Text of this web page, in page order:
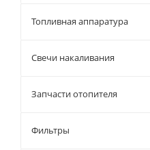
Топливная аппаратура
Свечи накаливания
Запчасти отопителя
Фильтры